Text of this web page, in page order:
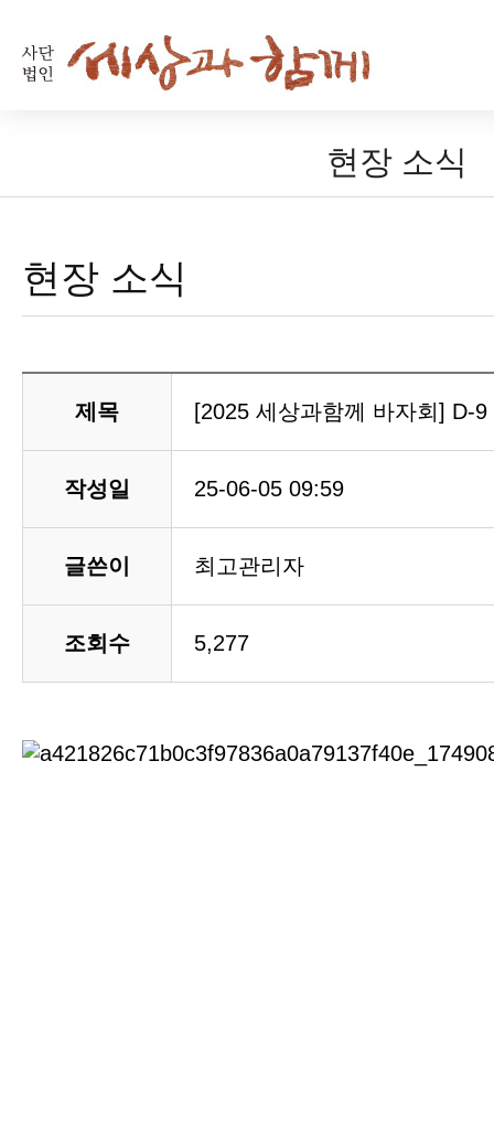
현장 소식
현장 소식
제목 [2025 세상과함께 바자회] D-9
작성일 25-06-05 09:59
글쓴이 최고관리자
조회수 5,277